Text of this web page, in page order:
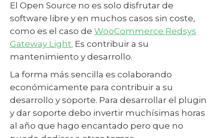
El Open Source no es solo disfrutar de
software libre y en muchos casos sin coste,
como es el caso de WooCommerce Redsys
Gateway Light. Es contribuir a su
mantenimiento y desarrollo.
La forma más sencilla es colaborando
económicamente para contribuir a su
desarrollo y soporte. Para desarrollar el plugin
y dar soporte debo invertir muchísimas horas
al año que hago encantado pero que no